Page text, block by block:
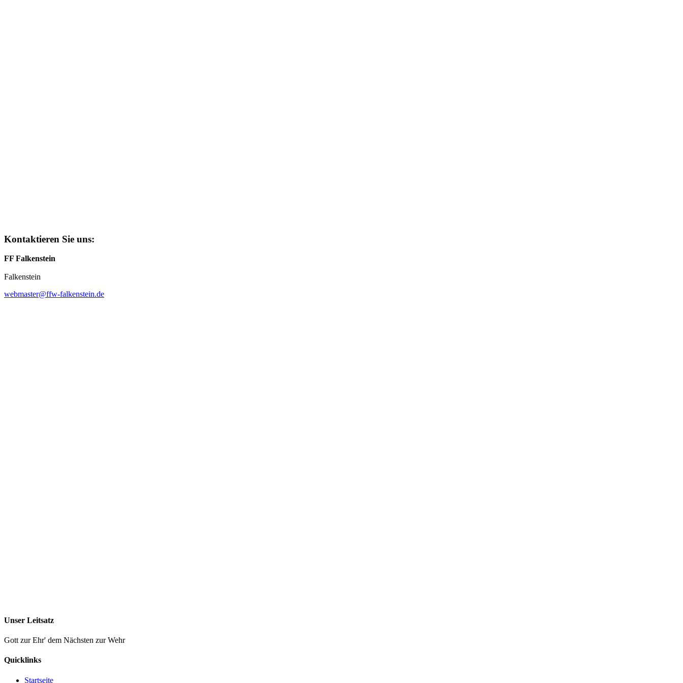
Kontaktieren Sie uns:
FF Falkenstein
Falkenstein
webmaster@ffw-falkenstein.de
Unser Leitsatz
Gott zur Ehr' dem Nächsten zur Wehr
Quicklinks
Startseite